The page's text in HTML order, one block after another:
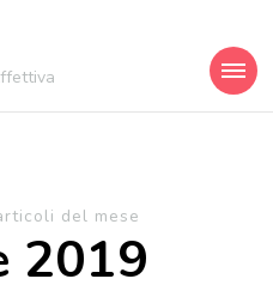
del mese
2019